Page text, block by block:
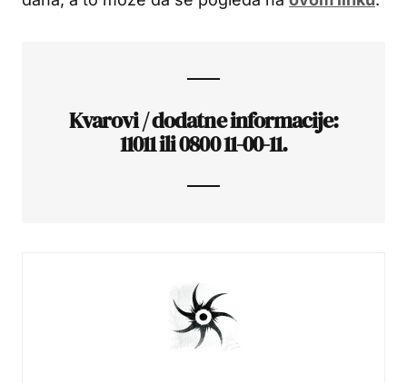
Kvarovi / dodatne informacije:
11011 ili 0800 11-00-11.